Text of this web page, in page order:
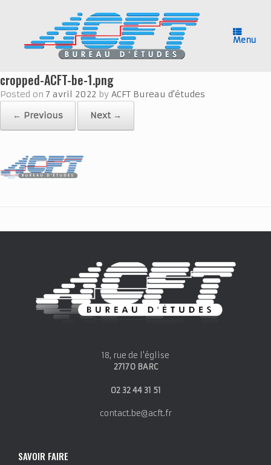
Menu
cropped-ACFT-be-1.png
Posted on 7 avril 2022 by ACFT Bureau d'études
← Previous
Next →
18, rue de l'église
27170 BARC
02 32 44 31 51
contact.be@acft.fr
SAVOIR FAIRE